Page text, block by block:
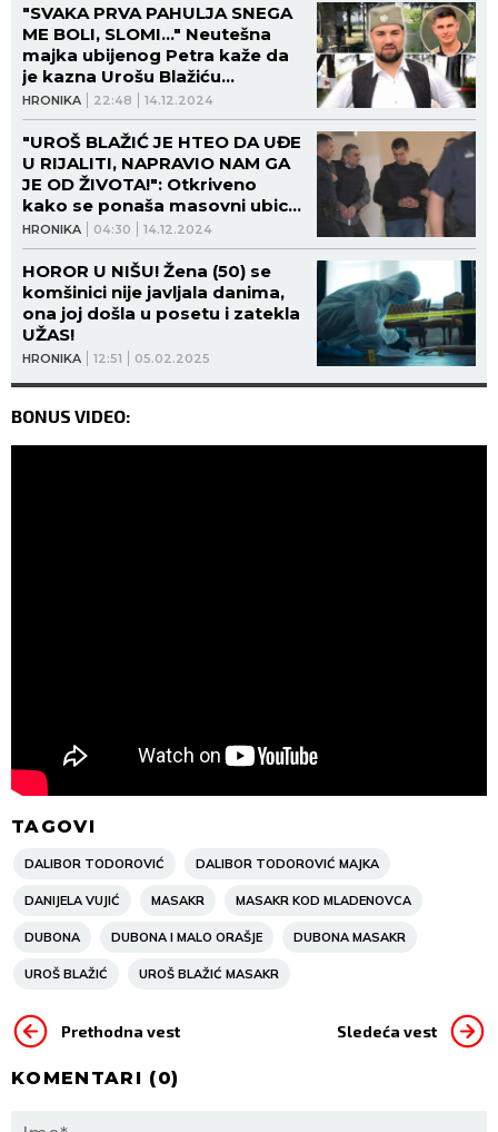
HRONIKA 22:48 14.12.2024
"SVAKA PRVA PAHULJA SNEGA
ME BOLI, SLOMI..." Neutešna
majka ubijenog Petra kaže da
je kazna Urošu Blažiću
PREMALA!
HRONIKA 04:30 14.12.2024
"UROŠ BLAŽIĆ JE HTEO DA UĐE
U RIJALITI, NAPRAVIO NAM GA
JE OD ŽIVOTA!": Otkriveno
kako se ponaša masovni ubica
iza rešetaka!
HRONIKA 12:51 05.02.2025
HOROR U NIŠU! Žena (50) se
komšinici nije javljala danima,
ona joj došla u posetu i zatekla
UŽAS!
BONUS VIDEO:
TAGOVI
DALIBOR TODOROVIĆ DALIBOR TODOROVIĆ MAJKA
DANIJELA VUJIĆ MASAKR MASAKR KOD MLADENOVCA
DUBONA DUBONA I MALO ORAŠJE DUBONA MASAKR
UROŠ BLAŽIĆ UROŠ BLAŽIĆ MASAKR
Prethodna vest Sledeća vest
KOMENTARI (0)